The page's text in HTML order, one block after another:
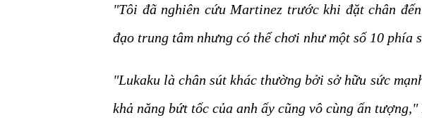
"Tôi đã nghiên cứu Martinez trước khi đặt chân
đạo trung tâm nhưng có thể chơi như một số 10 phía
"Lukaku là chân sút khác thường bởi sở hữu sức
khả năng bứt tốc của anh ấy cũng vô cùng ấn tượng,"